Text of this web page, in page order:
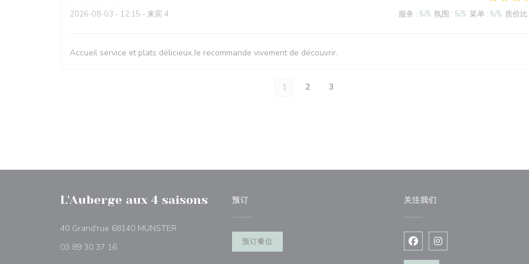
2026-08-03 - 12:15 - 来宾 4 服务 : 5/5 氛围 : 5/5 菜单 : 5/5 质价比
Accueil service et plats délicieux.Je recommande vivement de découvrir.
1 2 3
L'Auberge aux 4 saisons
40 Grand'rue 68140 MUNSTER
03 89 30 37 16
预订
预订餐位
关注我们
Facebook ((在新窗口中打开))
Instagram ((在新窗口